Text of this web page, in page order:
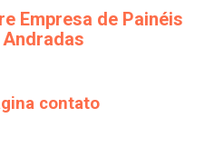
Empresa de Painéis